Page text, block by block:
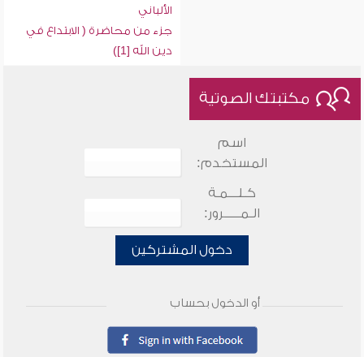
الألباني
جزء من محاضرة ( الابتداع في
دين الله [1])
مكتبتك الصوتية
اسم
المستخدم:
كـلـــمـة
الـمـــــرور:
دخول المشتركين
أو الدخول بحساب